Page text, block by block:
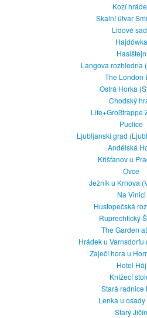
Kozí
Skalní útvar
Lidové
Hajdówka
Hasištejn
Langova rozhledna
The London
Ostrá Horka
Chodský
Life+Großtrappe
Puclice
Ljubljanski grad
Andělská
Křišťanov u
Ovce
Ježník u Krnova
Na Vinici
Hustopečská
Ruprechtický
The Garden
Hrádek u Varnsdorfu
Zaječí hora u
Hotel Háj
Knížecí
Stará radnice
Lenka u osady
Starý Jičín